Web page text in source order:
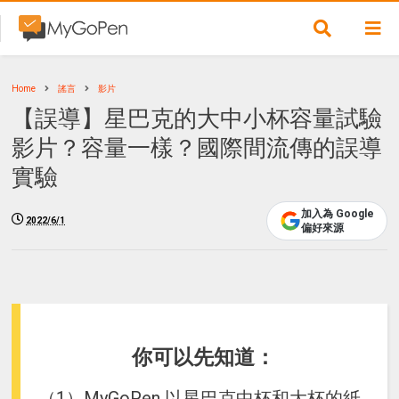
Home 謠言 影片
【誤導】星巴克的大中小杯容量試驗
影片？容量一樣？國際間流傳的誤導
實驗
2022/6/1
加入為 Google
偏好來源
你可以先知道：